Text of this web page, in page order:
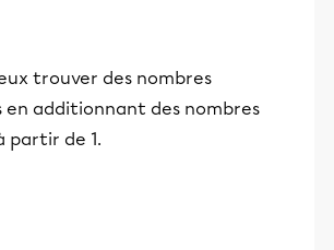
trouver des nombres
additionnant des nombres
partir de 1.